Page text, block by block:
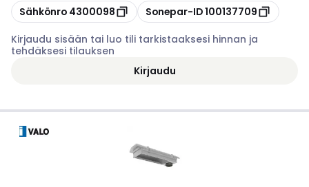
Kopioi
Sähkönro 4300098 Kopioi
Sonepar-ID100137709
Kirjaudu sisään tai luo tili tarkistaaksesi hinnan ja
tehdäksesi tilauksen
Kirjaudu